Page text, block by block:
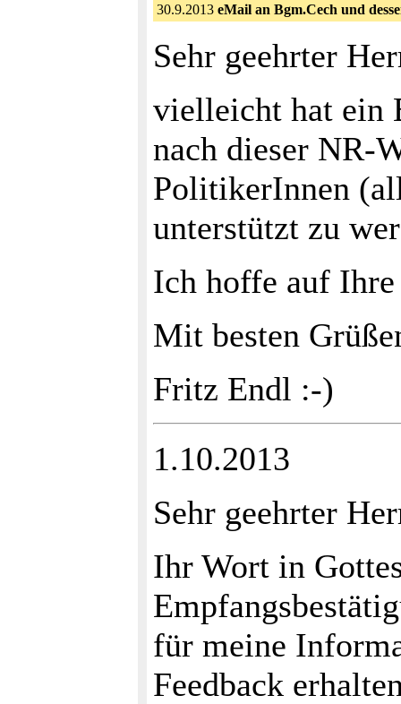
30.9.2013 eMail an Bgm.Cech und
Sehr geehrter
vielleicht hat ein
nach dieser NR-
PolitikerInnen
unterstützt zu
Ich hoffe auf
Mit besten
Fritz Endl :-)
1.10.2013
Sehr geehrter
Ihr Wort in
für meine
Feedback